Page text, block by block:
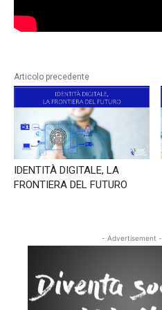
Articolo precedente
IDENTITÀ DIGITALE, LA
FRONTIERA DEL FUTURO
- Advertisement -